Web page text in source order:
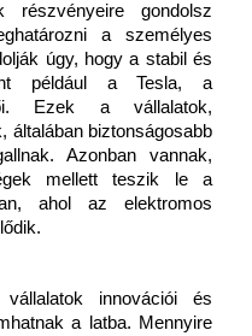
részvényeire gondolsz
a személyes
úgy, hogy a stabil és
például a Tesla, a
Ezek a vállalatok,
általában biztonságosabb
Azonban vannak,
mellett teszik le a
ahol az elektromos
innovációi és
a latba. Mennyire